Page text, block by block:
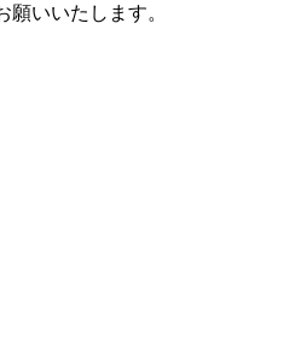
願いいたします。